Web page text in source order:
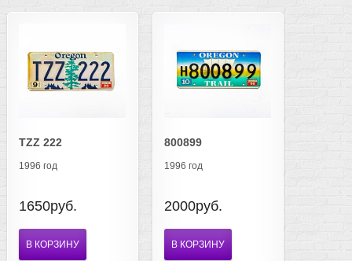
TZZ 222
1996 год
1650руб.
В КОРЗИНУ
800899
1996 год
2000руб.
В КОРЗИНУ